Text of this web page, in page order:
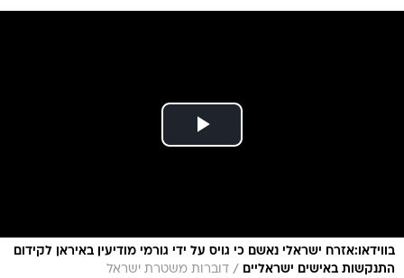
בווידאו:אזרח ישראלי נאשם כי גויס על ידי גורמי מודיעין באיראן לקידום
התנקשות באישים ישראליים
/ דוברות משטרת ישראל